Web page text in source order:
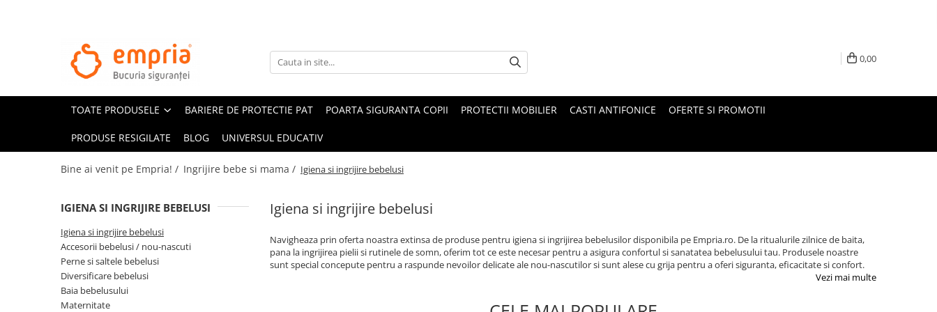
TOATE PRODUSELE
Oferte Protectii Laterale Pat
Bariere protectie pentru pat
Aparatori laterale patut bebe
Sigurante pentru sertare si usi
Sigurante geamuri si usi glisante
Kituri de siguranta pentru copii si
Protectii casa
0,00
TOATE PRODUSELE BARIERE DE PROTECTIE PAT POARTA SIGURANTA COPII PROTECTII MOBILIER CASTI ANTIFONICE OFERTE SI PROMOTII
PRODUSE RESIGILATE BLOG UNIVERSUL EDUCATIV
Bine ai venit pe Empria! / Ingrijire bebe si mama / Igiena si ingrijire bebelusi
Igiena si ingrijire bebelusi
Navigheaza prin oferta noastra extinsa de produse pentru igiena si ingrijirea bebelusilor disponibila pe Empria.ro. De la ritualurile zilnice de baita,
pana la ingrijirea pielii si rutinele de somn, oferim tot ce este necesar pentru a asigura confortul si sanatatea bebelusului tau. Produsele noastre
sunt special concepute pentru a raspunde nevoilor delicate ale nou-nascutilor si sunt alese cu grija pentru a oferi siguranta, eficacitate si confort.
Vezi mai multe
IGIENA SI INGRIJIRE BEBELUSI
Igiena si ingrijire bebelusi
Accesorii bebelusi / nou-nascuti
Perne si saltele bebelusi
Diversificare bebelusi
Baia bebelusului
Maternitate